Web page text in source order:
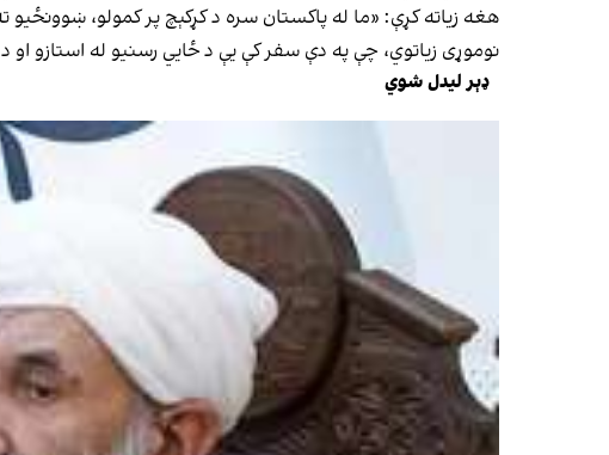
هغه زیاته کړې: «ما له پاکستان سره د کړکېچ پر کمولو، ښوونځیو
نوموړی زیاتوي، چې په دې سفر کې یې د ځايي رسنیو له استازو او
ډېر لیدل شوي